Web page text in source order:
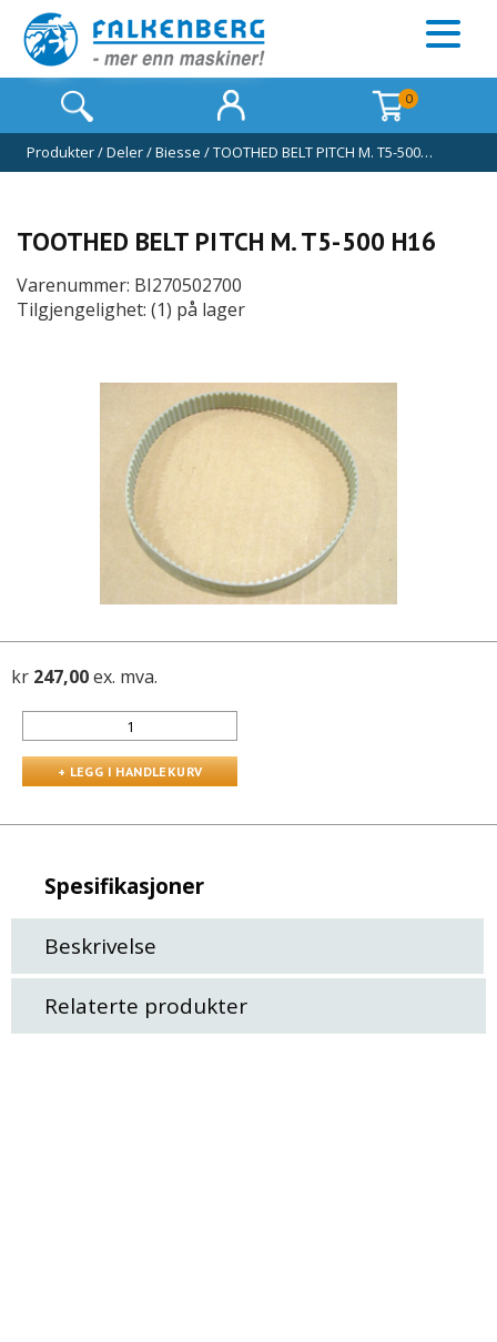
0
Produkter/Deler/Biesse /TOOTHED BELT PITCH M. T5-500…
TOOTHED BELT PITCH M. T5-500 H16
Varenummer: BI270502700
Tilgjengelighet: (1) på lager
kr 247,00ex. mva.
Spesifikasjoner
Beskrivelse
Relaterte produkter